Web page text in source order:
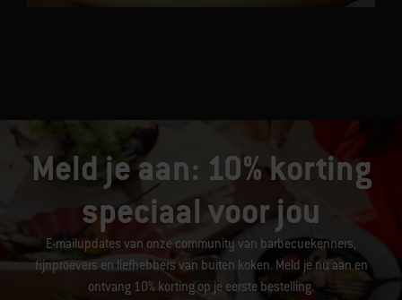
Meld je aan: 10% korting
speciaal voor jou
E-mailupdates van onze community van barbecuekenners,
fijnproevers en liefhebbers van buiten koken. Meld je nu aan en
ontvang 10% korting op je eerste bestelling.